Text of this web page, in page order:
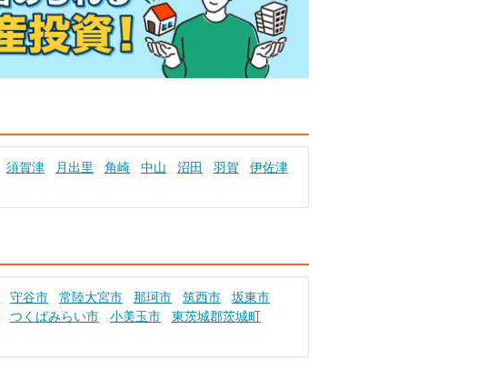
須賀津 月出里 角崎 中山 沼田 羽賀
伊佐津
守谷市 常陸大宮市 那珂市 筑西市
坂東市
つくばみらい市 小美玉市
東茨城郡茨城町